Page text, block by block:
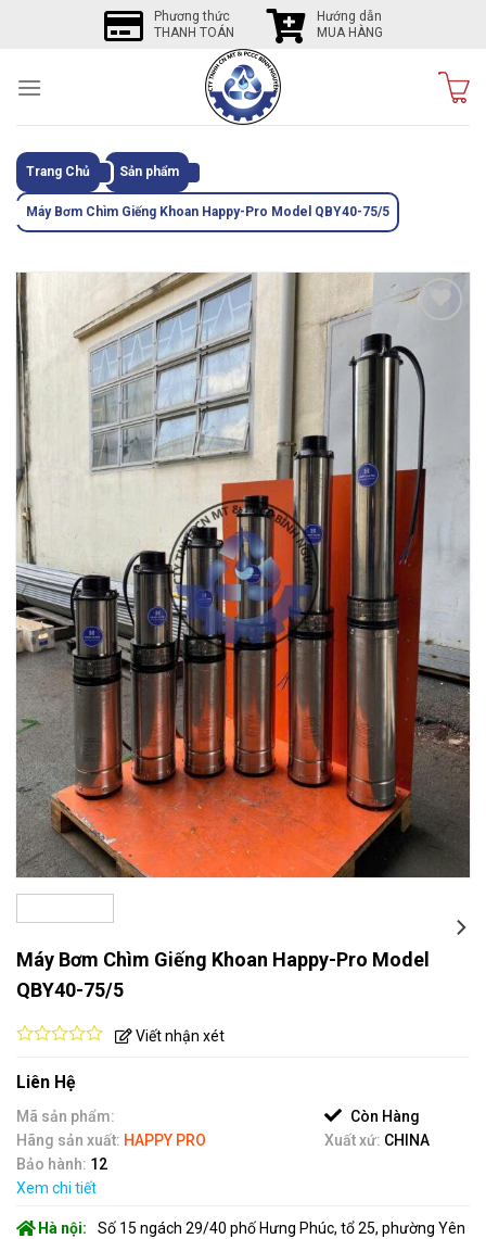
Phương thức
THANH TOÁN
Hướng dẫn
MUA HÀNG
Trang Chủ Sản phẩm
Máy Bơm Chìm Giếng Khoan Happy-Pro Model QBY40-75/5
phẩm
Máy Bơm Chìm Giếng Khoan Happy-Pro Model
QBY40-75/5
out
of
5
Viết nhận xét
Liên Hệ
Mã sản phẩm:
Còn Hàng
Hãng sản xuất: HAPPY PRO Xuất xứ: CHINA
Bảo hành: 12
Xem chi tiết
Hà nội:
Số 15 ngách 29/40 phố Hưng Phúc, tổ 25, phường Yên